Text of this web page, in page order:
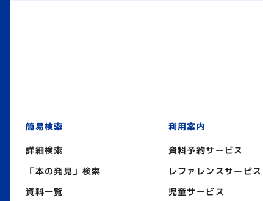
簡易検索
詳細検索
「本の発見」検索
資料一覧
利用案内
資料予約サービス
レファレンスサービス
児童サービス